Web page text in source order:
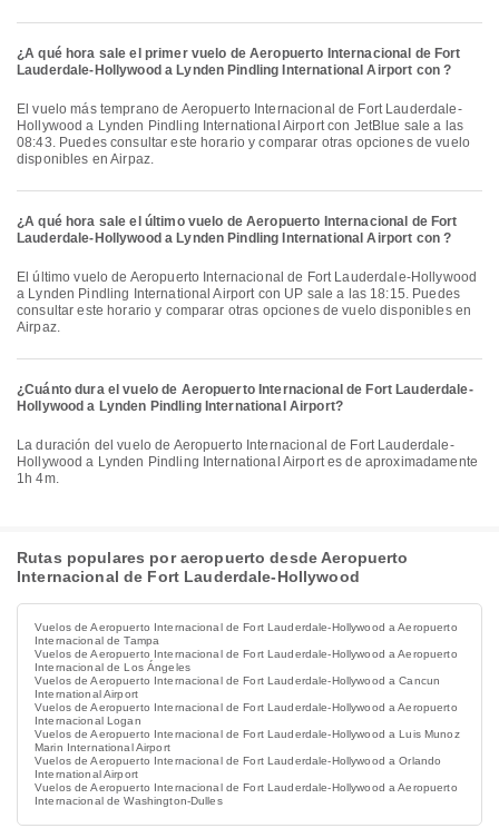
¿A qué hora sale el primer vuelo de Aeropuerto Internacional de Fort
Lauderdale-Hollywood a Lynden Pindling International Airport con ?
El vuelo más temprano de Aeropuerto Internacional de Fort Lauderdale-
Hollywood a Lynden Pindling International Airport con JetBlue sale a las
08:43. Puedes consultar este horario y comparar otras opciones de vuelo
disponibles en Airpaz.
¿A qué hora sale el último vuelo de Aeropuerto Internacional de Fort
Lauderdale-Hollywood a Lynden Pindling International Airport con ?
El último vuelo de Aeropuerto Internacional de Fort Lauderdale-Hollywood
a Lynden Pindling International Airport con UP sale a las 18:15. Puedes
consultar este horario y comparar otras opciones de vuelo disponibles en
Airpaz.
¿Cuánto dura el vuelo de Aeropuerto Internacional de Fort Lauderdale-
Hollywood a Lynden Pindling International Airport?
La duración del vuelo de Aeropuerto Internacional de Fort Lauderdale-
Hollywood a Lynden Pindling International Airport es de aproximadamente
1h 4m.
Rutas populares por aeropuerto desde Aeropuerto
Internacional de Fort Lauderdale-Hollywood
Vuelos de Aeropuerto Internacional de Fort Lauderdale-Hollywood a Aeropuerto
Internacional de Tampa
Vuelos de Aeropuerto Internacional de Fort Lauderdale-Hollywood a Aeropuerto
Internacional de Los Ángeles
Vuelos de Aeropuerto Internacional de Fort Lauderdale-Hollywood a Cancun
International Airport
Vuelos de Aeropuerto Internacional de Fort Lauderdale-Hollywood a Aeropuerto
Internacional Logan
Vuelos de Aeropuerto Internacional de Fort Lauderdale-Hollywood a Luis Munoz
Marin International Airport
Vuelos de Aeropuerto Internacional de Fort Lauderdale-Hollywood a Orlando
International Airport
Vuelos de Aeropuerto Internacional de Fort Lauderdale-Hollywood a Aeropuerto
Internacional de Washington-Dulles